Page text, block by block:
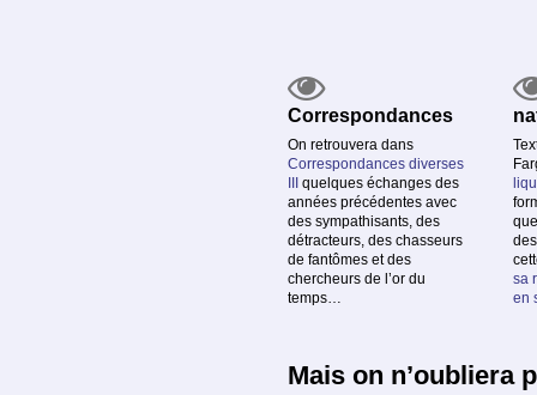
Correspondances
On retrouvera dans
Correspondances diverses
quelques échanges des
années précédentes avec
des sympathisants, des
détracteurs, des chasseurs
de fantômes et des
chercheurs de l’or du
temps…
sa
en
Mais on n’oubliera